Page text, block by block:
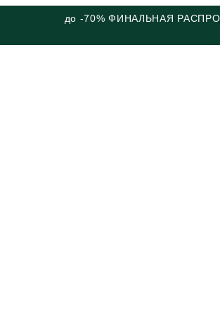
до -70% ФИНАЛЬНАЯ